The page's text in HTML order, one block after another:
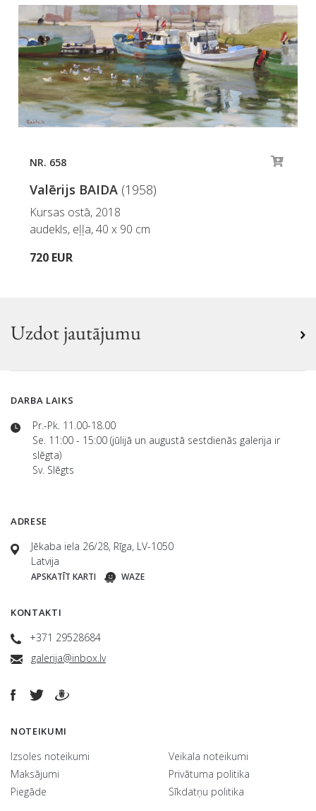
NR. 658
Valērijs BAIDA (1958)
Kursas ostā, 2018
audekls, eļļa, 40 x 90 cm
720 EUR
Uzdot jautājumu
DARBA LAIKS
Pr.-Pk. 11.00-18.00
Se. 11:00 - 15:00 (jūlijā un augustā sestdienās galerija ir
slēgta)
Sv. Slēgts
ADRESE
Jēkaba iela 26/28, Rīga, LV-1050
Latvija
APSKATĪT KARTI WAZE
KONTAKTI
+371 29528684
galerija@inbox.lv
NOTEIKUMI
Izsoles noteikumi
Maksājumi
Piegāde
Veikala noteikumi
Privātuma politika
Sīkdatņu politika